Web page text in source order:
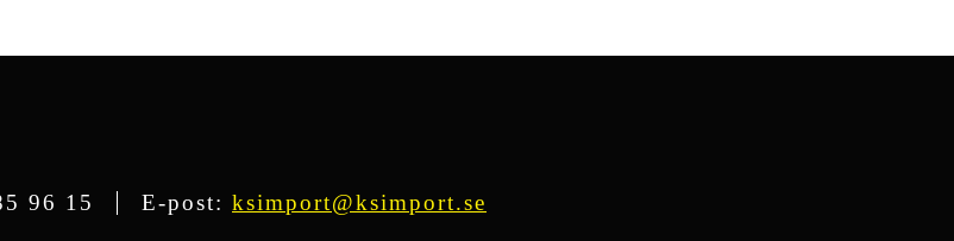
96 15 E-post: ksimport@ksimport.se